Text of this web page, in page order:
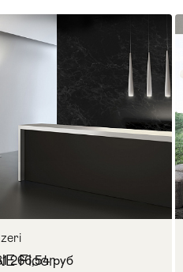
> Двери и
Floor
266,54 руб